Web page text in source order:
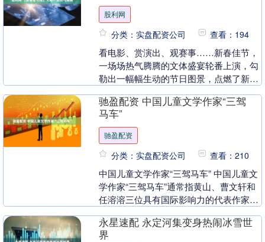
股利网
分类：实盘配资公司 查看：194
看电影、赏演出、观赛事……新春佳节，
一场场热气腾腾的文体盛宴轮番上演，勾
勒出一幅幅生动的节日图景，点燃了新年
市场8部新片....
驰盈配资 中国儿童文学作家“三驾
马车”
驰盈配资
分类：实盘配资公司 查看：210
中国儿童文学作家“三驾马车” 中国儿童文
学作家“三驾马车”通常指黄山、曹文轩和
任溶溶三位具有国际影响力的代表作家。
1....
永星速配 永定河集变身热闹冰雪世
界